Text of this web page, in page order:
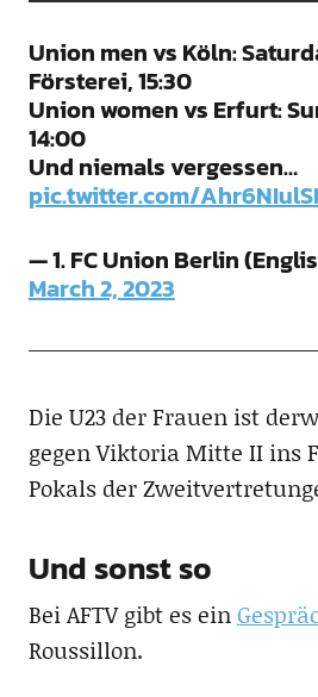
Union men vs Köln:
Försterei, 15:30
Union women vs Erfurt:
14:00
Und niemals vergessen…
pic.twitter.com/
— 1. FC Union Berlin
March 2, 2023
Die U23 der Frauen ist
gegen Viktoria Mitte II ins
Pokals der
Und sonst so
Bei AFTV gibt es ein
Roussillon.